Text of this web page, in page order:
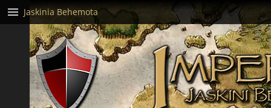
Jaskinia Behemota